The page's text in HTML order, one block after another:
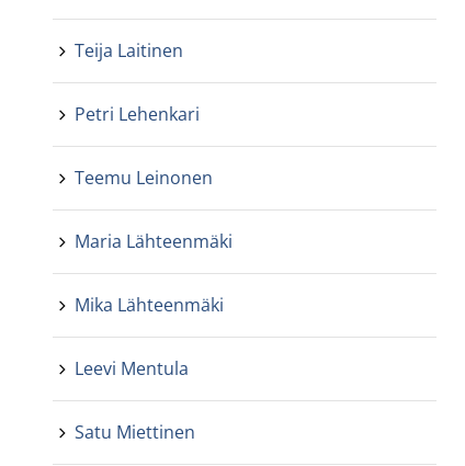
Teija Laitinen
Petri Lehenkari
Teemu Leinonen
Maria Lähteenmäki
Mika Lähteenmäki
Leevi Mentula
Satu Miettinen